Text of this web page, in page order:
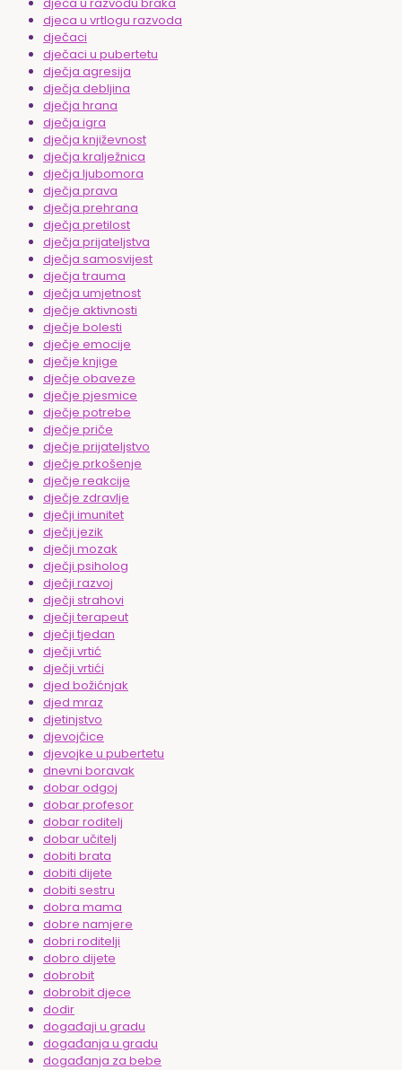
djeca u vrtlogu razvoda
dječaci
dječaci u pubertetu
dječja agresija
dječja debljina
dječja hrana
dječja igra
dječja književnost
dječja kralježnica
dječja ljubomora
dječja prava
dječja prehrana
dječja pretilost
dječja prijateljstva
dječja samosvijest
dječja trauma
dječja umjetnost
dječje aktivnosti
dječje bolesti
dječje emocije
dječje knjige
dječje obaveze
dječje pjesmice
dječje potrebe
dječje priče
dječje prijateljstvo
dječje prkošenje
dječje reakcije
dječje zdravlje
dječji imunitet
dječji jezik
dječji mozak
dječji psiholog
dječji razvoj
dječji strahovi
dječji terapeut
dječji tjedan
dječji vrtić
dječji vrtići
djed božićnjak
djed mraz
djetinjstvo
djevojčice
djevojke u pubertetu
dnevni boravak
dobar odgoj
dobar profesor
dobar roditelj
dobar učitelj
dobiti brata
dobiti dijete
dobiti sestru
dobra mama
dobre namjere
dobri roditelji
dobro dijete
dobrobit
dobrobit djece
dodir
događaji u gradu
događanja u gradu
događanja za bebe